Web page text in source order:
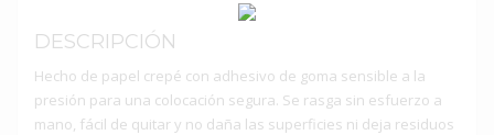
DESCRIPCIÓN
Hecho de papel crepé con adhesivo de goma sensible a la
presión para una colocación segura. Se rasga sin esfuerzo a
mano, fácil de quitar y no daña las superficies ni deja residuos